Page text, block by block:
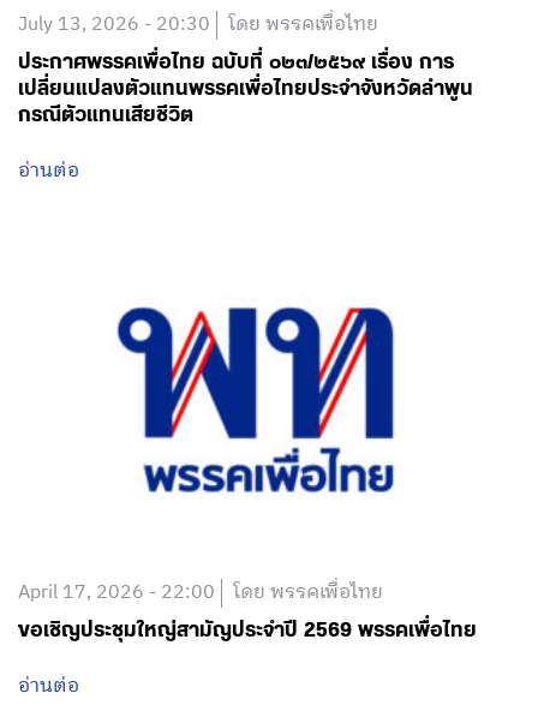
July 13, 2026 - 20:30 โดย พรรคเพื่อไทย
ประกาศพรรคเพื่อไทย ฉบับที่ ๐๒๓/๒๕๖๙ เรื่อง การ
เปลี่ยนแปลงตัวแทนพรรคเพื่อไทยประจำจังหวัดลำพูน
กรณีตัวแทนเสียชีวิต
อ่านต่อ
April 17, 2026 - 22:00 โดย พรรคเพื่อไทย
ขอเชิญประชุมใหญ่สามัญประจำปี 2569 พรรคเพื่อไทย
อ่านต่อ